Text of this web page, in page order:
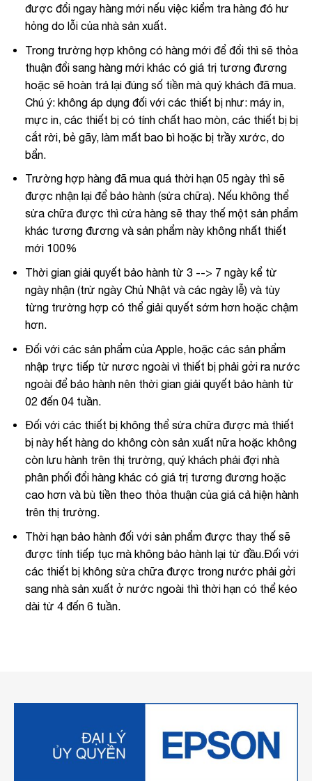
được đổi ngay hàng mới nếu việc kiểm tra hàng đó hư
hỏng do lỗi của nhà sản xuất.
Trong trường hợp không có hàng mới để đổi thì sẽ thỏa
thuận đổi sang hàng mới khác có giá trị tương đương
hoặc sẽ hoàn trả lại đúng số tiền mà quý khách đã mua.
Chú ý: không áp dụng đối với các thiết bị như: máy in,
mực in, các thiết bị có tính chất hao mòn, các thiết bị bị
cắt rời, bẻ gãy, làm mất bao bì hoặc bị trầy xước, do
bẩn.
Trường hợp hàng đã mua quá thời hạn 05 ngày thì sẽ
được nhận lại để bảo hành (sửa chữa). Nếu không thể
sửa chữa được thì cửa hàng sẽ thay thế một sản phẩm
khác tương đương và sản phẩm này không nhất thiết
mới 100%
Thời gian giải quyết bảo hành từ 3 --> 7 ngày kể từ
ngày nhận (trừ ngày Chủ Nhật và các ngày lễ) và tùy
từng trường hợp có thể giải quyết sớm hơn hoặc chậm
hơn.
Đối với các sản phẩm của Apple, hoặc các sản phẩm
nhập trực tiếp từ nươc ngoài vì thiết bị phải gởi ra nước
ngoài để bảo hành nên thời gian giải quyết bảo hành từ
02 đến 04 tuần.
Đối với các thiết bị không thể sửa chữa được mà thiết
bị này hết hàng do không còn sản xuất nữa hoặc không
còn lưu hành trên thị trường, quý khách phải đợi nhà
phân phối đổi hàng khác có giá trị tương đương hoặc
cao hơn và bù tiền theo thỏa thuận của giá cả hiện hành
trên thị trường.
Thời hạn bảo hành đối với sản phẩm được thay thế sẽ
được tính tiếp tục mà không bảo hành lại từ đầu.Đối với
các thiết bị không sửa chữa được trong nước phải gởi
sang nhà sản xuất ở nước ngoài thì thời hạn có thể kéo
dài từ 4 đến 6 tuần.